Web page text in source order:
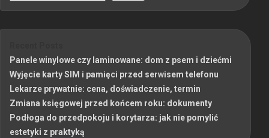
Panele winylowe czy laminowane: dom z psem i dziećmi
Wyjęcie karty SIM i pamięci przed serwisem telefonu
Lekarze prywatnie: cena, doświadczenie, termin
Zmiana księgowej przed końcem roku: dokumenty
Podłoga do przedpokoju i korytarza: jak nie pomylić
estetyki z praktyką